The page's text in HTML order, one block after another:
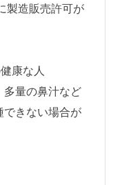
製造販売許可が
康な人
多量の鼻汁など
できない場合が